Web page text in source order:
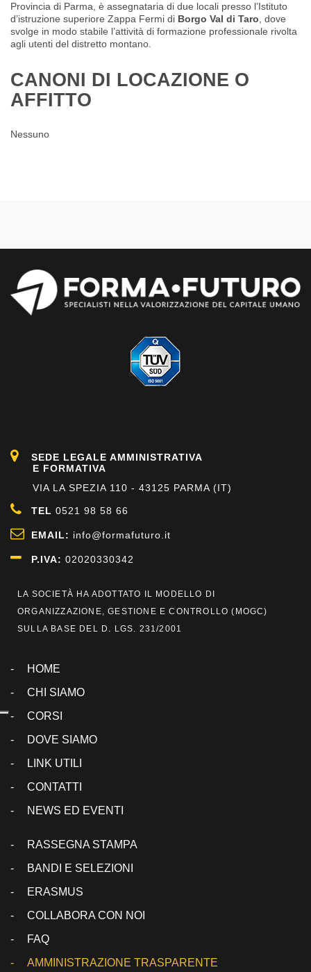
Provincia di Parma, è assegnataria di due locali presso l’Istituto
d’istruzione superiore Zappa Fermi di Borgo Val di Taro , dove
svolge in modo stabile l’attività di formazione professionale rivolta
agli utenti del distretto montano.
CANONI DI LOCAZIONE O
AFFITTO
Nessuno
SEDE LEGALE AMMINISTRATIVA
E FORMATIVA
VIA LA SPEZIA 110 - 43125 PARMA (IT)
TEL 0521 98 58 66
EMAIL: info@formafuturo.it
P.IVA: 02020330342
LA SOCIETÀ HA ADOTTATO IL MODELLO DI
ORGANIZZAZIONE, GESTIONE E CONTROLLO ( MOGC)
SULLA BASE DEL D. LGS. 231/2001
HOME
CHI SIAMO
CORSI
DOVE SIAMO
LINK UTILI
CONTATTI
NEWS ED EVENTI
RASSEGNA STAMPA
BANDI E SELEZIONI
ERASMUS
COLLABORA CON NOI
FAQ
AMMINISTRAZIONE TRASPARENTE